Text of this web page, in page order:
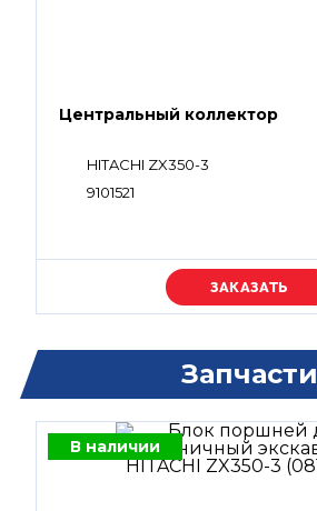
Центральный коллектор
HITACHI ZX350-3
9101521
Уточняйте цену
Запчасти
В наличии